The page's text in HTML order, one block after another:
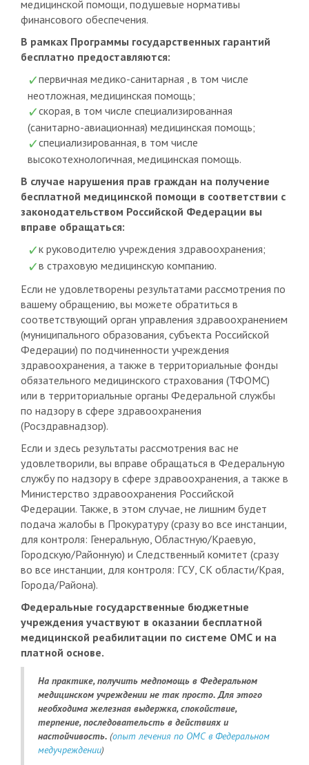
медицинской помощи, подушевые нормативы
финансового обеспечения.
В рамках Программы государственных гарантий
бесплатно предоставляются:
первичная медико-санитарная , в том числе
неотложная, медицинская помощь;
скорая, в том числе специализированная
(санитарно-авиационная) медицинская помощь;
специализированная, в том числе
высокотехнологичная, медицинская помощь.
В случае нарушения прав граждан на получение
бесплатной медицинской помощи в соответствии с
законодательством Российской Федерации вы
вправе обращаться:
к руководителю учреждения здравоохранения;
в страховую медицинскую компанию.
Если не удовлетворены результатами рассмотрения по
вашему обращению, вы можете обратиться в
соответствующий орган управления здравоохранением
(муниципального образования, субъекта Российской
Федерации) по подчиненности учреждения
здравоохранения, а также в территориальные фонды
обязательного медицинского страхования (ТФОМС)
или в территориальные органы Федеральной службы
по надзору в сфере здравоохранения
(Росздравнадзор).
Если и здесь результаты рассмотрения вас не
удовлетворили, вы вправе обращаться в Федеральную
службу по надзору в сфере здравоохранения, а также в
Министерство здравоохранения Российской
Федерации. Также, в этом случае, не лишним будет
подача жалобы в Прокуратуру (сразу во все инстанции,
для контроля: Генеральную, Областную/Краевую,
Городскую/Районную) и Следственный комитет (сразу
во все инстанции, для контроля: ГСУ, СК области/Края,
Города/Района).
Федеральные государственные бюджетные
учреждения участвуют в оказании бесплатной
медицинской реабилитации по системе ОМС и на
платной основе.
На практике, получить медпомощь в Федеральном
медицинском учреждении не так просто. Для этого
необходима железная выдержка, спокойствие,
терпение, последовательсть в действиях и
настойчивость. (опыт лечения по ОМС в Федеральном
медучреждении)